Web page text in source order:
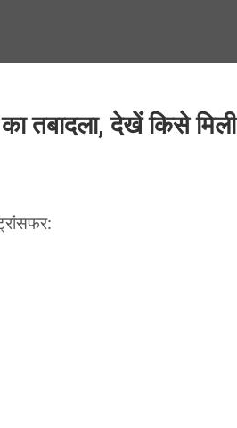
तबादला, देखें किसे मिली